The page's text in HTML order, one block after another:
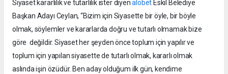
Siyaset kararlılık ve tutarlılık ister diyenalobet Eskil Belediye
Başkan Adayı Ceylan, “Bizim için Siyasette bir öyle, bir böyle
olmak, söylemler ve kararlarda doğru ve tutarlı olmamak bize
göre değildir. Siyaset her şeyden önce toplum için yapılır ve
toplum için yapılan siyasette de tutarlı olmak, kararlı olmak
aslında işin özüdür. Ben aday olduğum ilk gün, kendime